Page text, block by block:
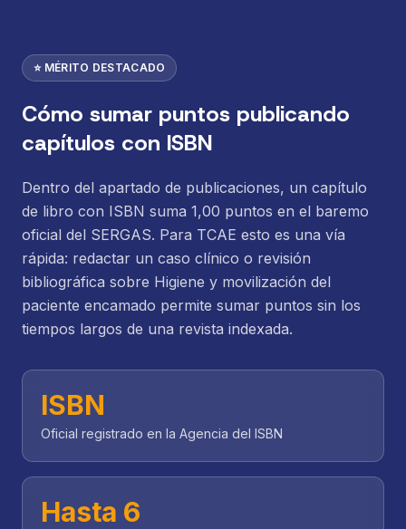
⭐ MÉRITO DESTACADO
Cómo sumar puntos publicando
capítulos con ISBN
Dentro del apartado de publicaciones, un capítulo
de libro con ISBN suma 1,00 puntos en el baremo
oficial del SERGAS. Para TCAE esto es una vía
rápida: redactar un caso clínico o revisión
bibliográfica sobre Higiene y movilización del
paciente encamado permite sumar puntos sin los
tiempos largos de una revista indexada.
ISBN
Oficial registrado en la Agencia del ISBN
Hasta 6